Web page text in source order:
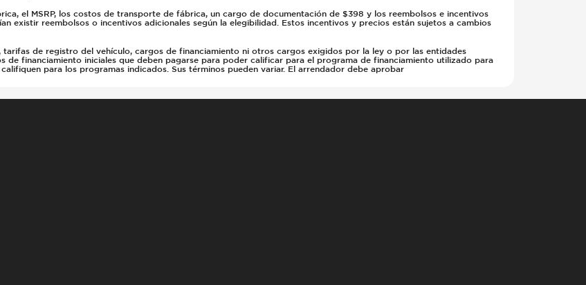
el MSRP, los costos de transporte de fábrica, un cargo de documentación de $398 y los reembolsos e incentivos
existir reembolsos o incentivos adicionales según la elegibilidad. Estos incentivos y precios están sujetos a cambios
de registro del vehículo, cargos de financiamiento ni otros cargos exigidos por la ley o por las entidades
de financiamiento iniciales que deben pagarse para poder calificar para el programa de financiamiento utilizado para
para los programas indicados. Sus términos pueden variar. El arrendador debe aprobar